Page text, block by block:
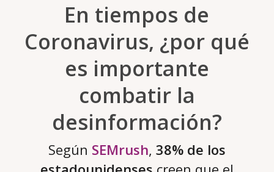
En tiempos de
Coronavirus, ¿por qué
es importante
combatir la
desinformación?
Según SEMrush, 38% de los